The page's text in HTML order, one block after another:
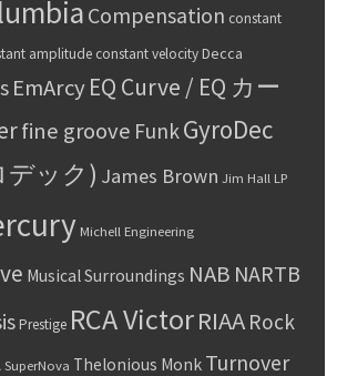
Compensation constant
amplitude constant velocityDecca
EmArcyEQ Curve / EQ カー
fine groove FunkGyroDec
デック) James Brown Jim Hall LP
Michell Engineering
Musical Surroundings NAB NARTB
Prestige RCA VictorRIAA Rock
SuperNova Thelonious Monk Turnover